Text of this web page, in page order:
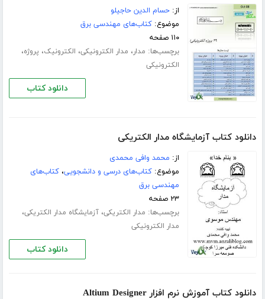
از:حسام الدین حاجیلو
موضوع:کتاب‌های مهندسی برق
۱۱۰ صفحه
برچسب‌ها: مدار، مدار الکترونیکی، الکترونیک، پروژه،
الکترونیکی
دانلود کتاب
دانلود کتاب آزمایشگاه مدار الکتریکی
از: محمد وافی محمدی
موضوع:کتاب‌های درسی و دانشجویی،کتاب‌های
مهندسی برق
۲۳ صفحه
برچسب‌ها: مدار الکتریکی،آزمایشگاه مدار الکتریکی،
مدار الکترونیکی
دانلود کتاب
دانلود کتاب آموزش نرم افزار Altium Designer